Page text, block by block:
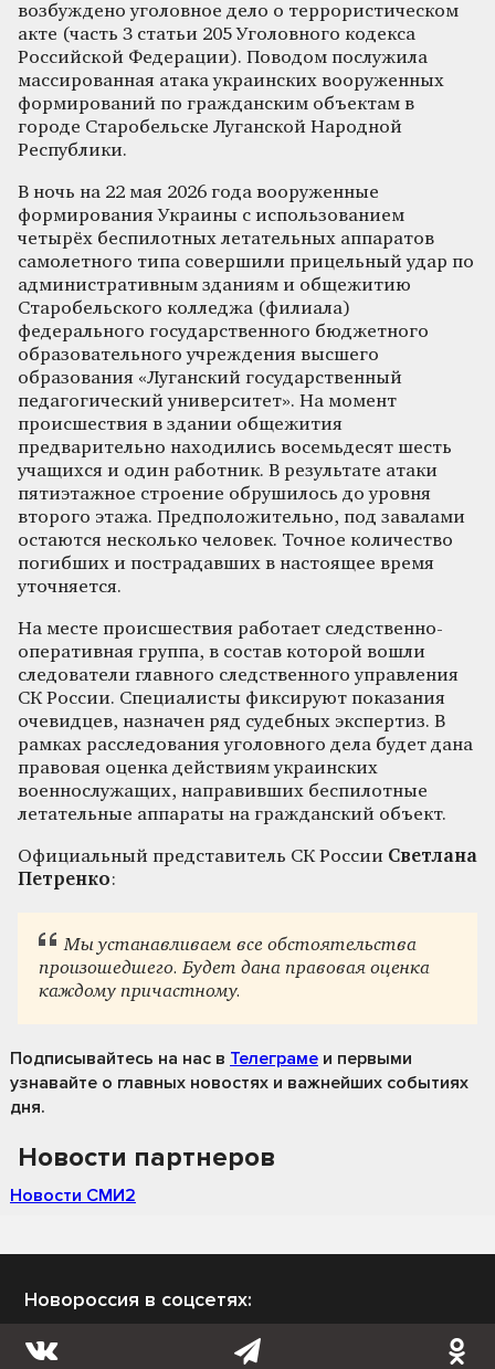
возбуждено уголовное дело о террористическом
акте (часть 3 статьи 205 Уголовного кодекса
Российской Федерации). Поводом послужила
массированная атака украинских вооруженных
формирований по гражданским объектам в
городе Старобельске Луганской Народной
Республики.
В ночь на 22 мая 2026 года вооруженные
формирования Украины с использованием
четырёх беспилотных летательных аппаратов
самолетного типа совершили прицельный удар по
административным зданиям и общежитию
Старобельского колледжа (филиала)
федерального государственного бюджетного
образовательного учреждения высшего
образования «Луганский государственный
педагогический университет». На момент
происшествия в здании общежития
предварительно находились восемьдесят шесть
учащихся и один работник. В результате атаки
пятиэтажное строение обрушилось до уровня
второго этажа. Предположительно, под завалами
остаются несколько человек. Точное количество
погибших и пострадавших в настоящее время
уточняется.
На месте происшествия работает следственно-
оперативная группа, в состав которой вошли
следователи главного следственного управления
СК России. Специалисты фиксируют показания
очевидцев, назначен ряд судебных экспертиз. В
рамках расследования уголовного дела будет дана
правовая оценка действиям украинских
военнослужащих, направивших беспилотные
летательные аппараты на гражданский объект.
Официальный представитель СК России Светлана
Петренко:
Мы устанавливаем все обстоятельства
произошедшего. Будет дана правовая оценка
каждому причастному.
Подписывайтесь на нас в Телеграме и первыми
узнавайте о главных новостях и важнейших событиях
дня.
Новости партнеров
Новости СМИ2
Новороссия в соцсетях: